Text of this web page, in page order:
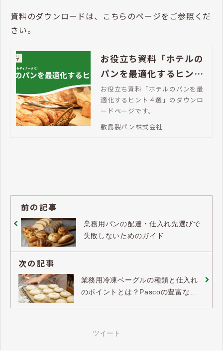
資料のダウンロードは、こちらのページをご参照くだ
さい。
お役立ち資料「ホテルの
パンを最適化するヒント
４選」
お役立ち資料「ホテルのパンを最
適化するヒント４選」のダウンロ
ードページです。
敷島製パン株式会社
前の記事
業務用パンの配達・仕入れ先選びで
失敗しないためのガイド
次の記事
業務用冷凍ベーグルの種類と仕入れ
のポイントとは？Pascoの豊富なベ
ツイート